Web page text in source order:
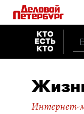
Интернет-